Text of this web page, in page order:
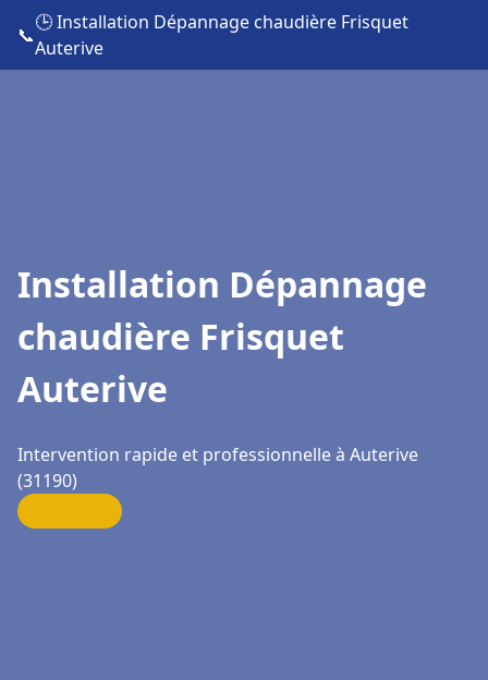
📞
🕒 Installation Dépannage chaudière Frisquet
Auterive
Installation Dépannage
chaudière Frisquet
Auterive
Intervention rapide et professionnelle à Auterive
(31190)